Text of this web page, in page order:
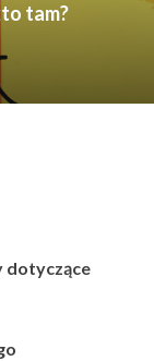
tam?
dotyczące